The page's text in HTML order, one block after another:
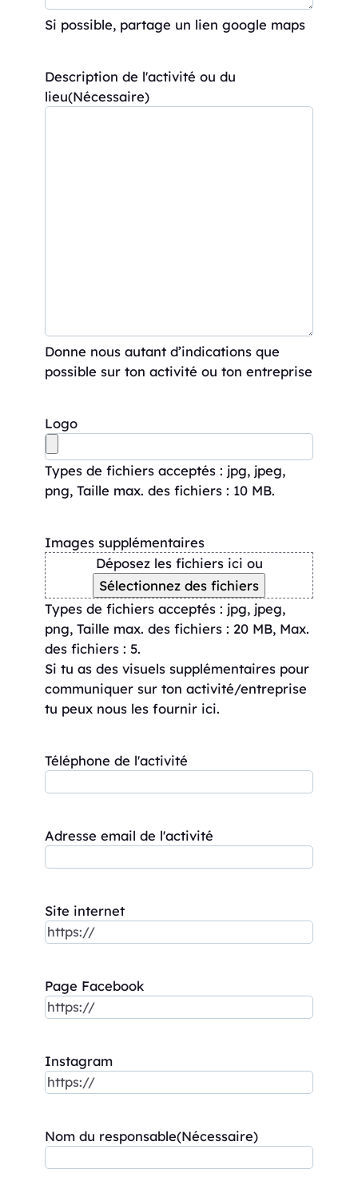
Si possible, partage un lien google maps
Description de l'activité ou du
lieu(Nécessaire)
Donne nous autant d’indications que
possible sur ton activité ou ton entreprise
Logo
Types de fichiers acceptés : jpg, jpeg,
png, Taille max. des fichiers : 10 MB.
Images supplémentaires
Déposez les fichiers ici ou
Sélectionnez des fichiers
Types de fichiers acceptés : jpg, jpeg,
png, Taille max. des fichiers : 20 MB, Max.
des fichiers : 5.
Si tu as des visuels supplémentaires pour
communiquer sur ton activité/entreprise
tu peux nous les fournir ici.
Téléphone de l'activité
Adresse email de l'activité
Site internet
Page Facebook
Instagram
Nom du responsable(Nécessaire)